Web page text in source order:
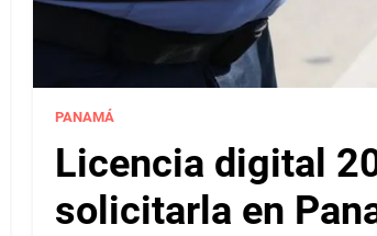
PANAMÁ
Licencia digital
solicitarla en